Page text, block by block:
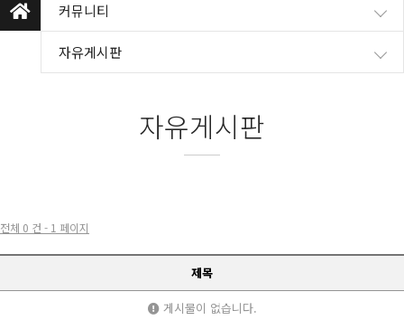
커뮤니티
자유게시판
자유게시판
전체 0 건 - 1 페이지
제목
게시물이 없습니다.